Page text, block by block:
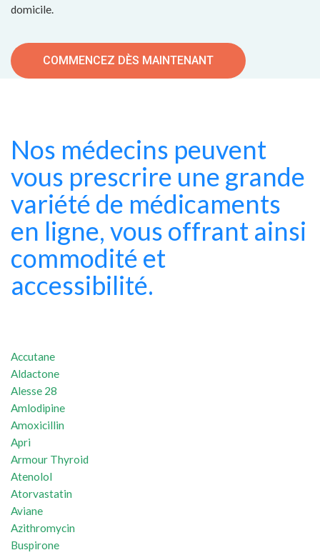
domicile.
COMMENCEZ DÈS MAINTENANT
Nos médecins peuvent
vous prescrire une grande
variété de médicaments
en ligne, vous offrant ainsi
commodité et
accessibilité.
Accutane
Aldactone
Alesse 28
Amlodipine
Amoxicillin
Apri
Armour Thyroid
Atenolol
Atorvastatin
Aviane
Azithromycin
Buspirone